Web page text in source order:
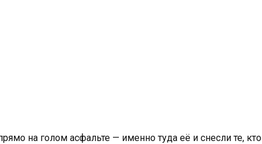
на голом асфальте — именно туда её и снесли те, кто